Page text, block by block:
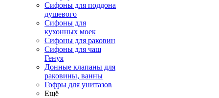
Сифоны для поддона
душевого
Сифоны для
кухонных моек
Сифоны для раковин
Сифоны для чаш
Генуя
Донные клапаны для
раковины, ванны
Гофры для унитазов
Ещё